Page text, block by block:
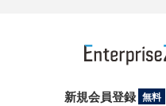
新規会員登録 無料